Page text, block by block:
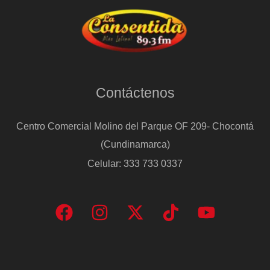
Contáctenos
Centro Comercial Molino del Parque OF 209- Chocontá
(Cundinamarca)
Celular: 333 733 0337